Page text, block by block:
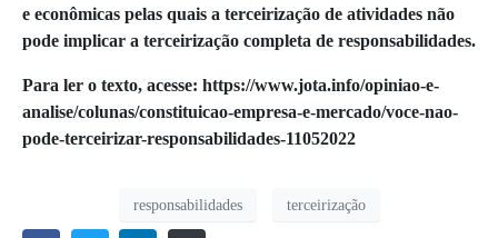
e econômicas pelas quais a terceirização de atividades não
pode implicar a terceirização completa de responsabilidades.
Para ler o texto, acesse: https://www.jota.info/opiniao-e-
analise/colunas/constituicao-empresa-e-mercado/voce-nao-
pode-terceirizar-responsabilidades-11052022
responsabilidades terceirização